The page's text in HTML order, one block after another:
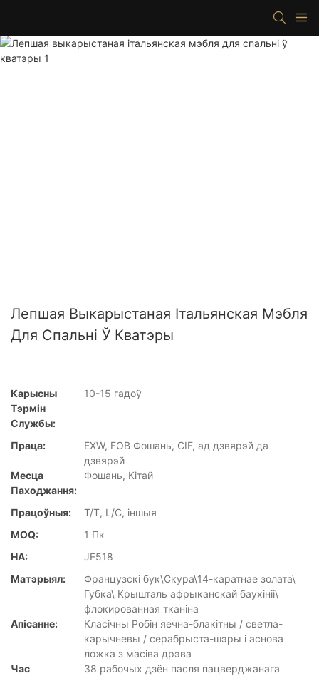
Лепшая Выкарыстаная Італьянская Мэбля
Для Спальні Ў Кватэры
Карысны
Тэрмін
Службы:
10-15 гадоў
Праца:
EXW, FOB Фошань, CIF, ад дзвярэй да
дзвярэй
Месца
Паходжання:
Фошань, Кітай
Працоўныя:
T/T, L/C, іншыя
MOQ:
1 Пк
НА:
JF518
Матэрыял:
Французскі бук\Скура\14-каратнае золата\
Губка\ Крышталь афрыканскай баухініі\
флокированная тканіна
Апісанне:
Класічны Робін яечна-блакітны / светла-
карычневы / серабрыста-шэры і аснова
ложка з масіва дрэва
Час
38 рабочых дзён пасля пацверджанага